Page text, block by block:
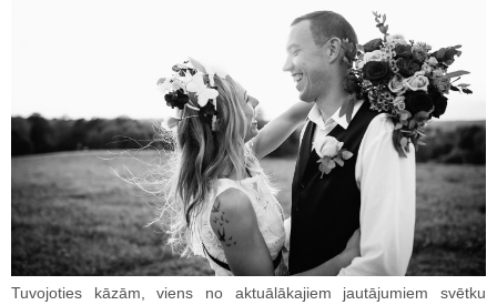
Tuvojoties kāzām, viens no aktuālākajiem jautājumiem svētku